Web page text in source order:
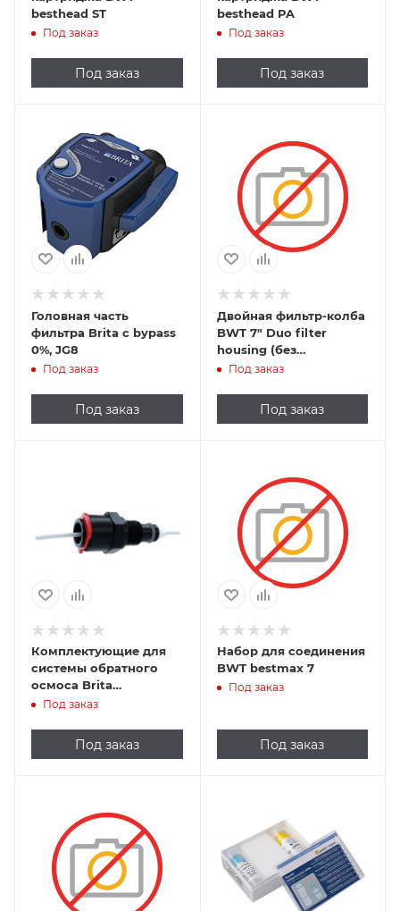
besthead ST
Под заказ
Под заказ
besthead PA
Под заказ
Под заказ
Головная часть
фильтра Brita с bypass
0%, JG8
Под заказ
Под заказ
Двойная фильтр-колба
BWT 7" Duo filter
housing (без
картриджей)
Под заказ
Под заказ
Комплектующие для
системы обратного
осмоса Brita
PROGUARD Coffee
Под заказ
Под заказ
Набор для соединения
BWT bestmax 7
Под заказ
Под заказ